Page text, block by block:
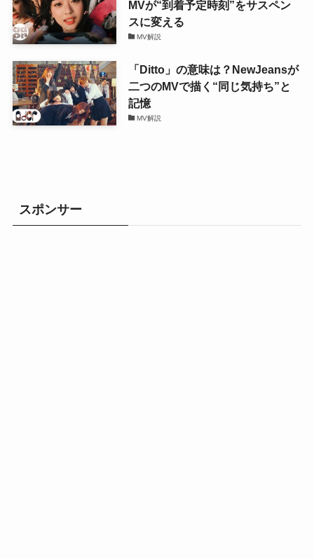
MVが“到着予定時刻”をサスペン
スに変える
MV解説
「Ditto」の意味は？NewJeansが
二つのMVで描く“同じ気持ち”と
記憶
MV解説
スポンサー